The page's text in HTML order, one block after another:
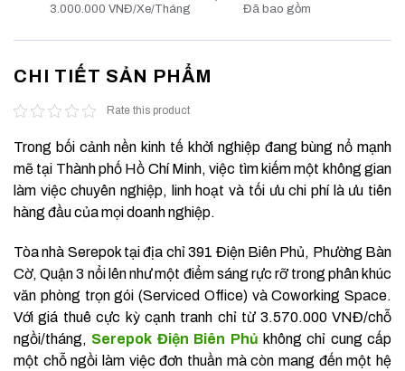
3.000.000 VNĐ/Xe/Tháng Đã bao gồm
CHI TIẾT SẢN PHẨM
Rate this product
Trong bối cảnh nền kinh tế khởi nghiệp đang bùng nổ mạnh
mẽ tại Thành phố Hồ Chí Minh, việc tìm kiếm một không gian
làm việc chuyên nghiệp, linh hoạt và tối ưu chi phí là ưu tiên
hàng đầu của mọi doanh nghiệp.
Tòa nhà Serepok tại địa chỉ 391 Điện Biên Phủ, Phường Bàn
Cờ, Quận 3 nổi lên như một điểm sáng rực rỡ trong phân khúc
văn phòng trọn gói (Serviced Office) và Coworking Space.
Với giá thuê cực kỳ cạnh tranh chỉ từ 3.570.000 VNĐ/chỗ
ngồi/tháng, Serepok Điện Biên Phủ không chỉ cung cấp
một chỗ ngồi làm việc đơn thuần mà còn mang đến một hệ